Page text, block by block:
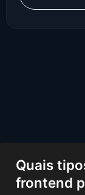
Quais
frontend